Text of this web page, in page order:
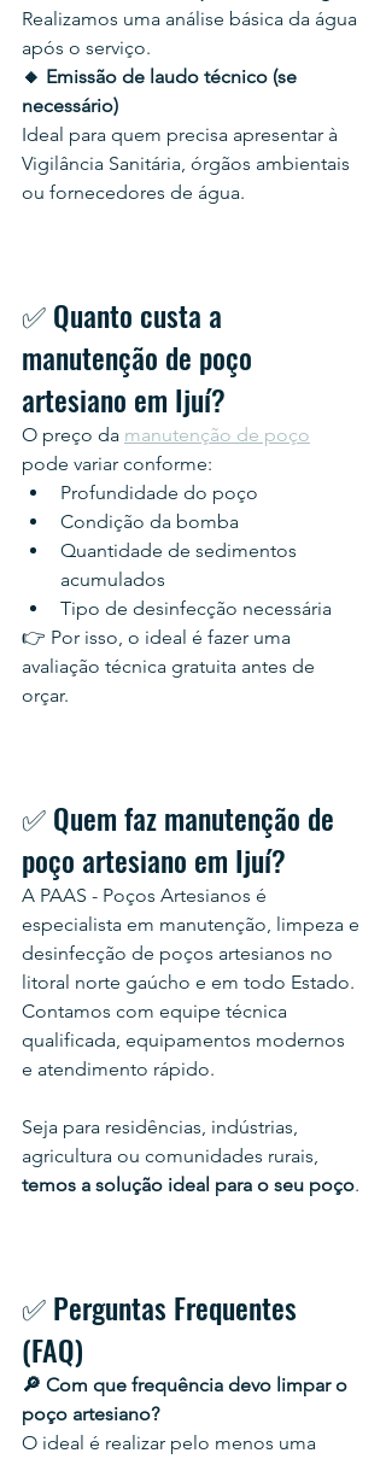
Realizamos uma análise básica da água
após o serviço.
🔸 Emissão de laudo técnico (se
necessário)
Ideal para quem precisa apresentar à
Vigilância Sanitária, órgãos ambientais
ou fornecedores de água.
✅ Quanto custa a
manutenção de poço
artesiano em Ijuí?
O preço da manutenção de poço
pode variar conforme:
Profundidade do poço
Condição da bomba
Quantidade de sedimentos
acumulados
Tipo de desinfecção necessária
👉 Por isso, o ideal é fazer uma
avaliação técnica gratuita antes de
orçar.
✅ Quem faz manutenção de
poço artesiano em Ijuí?
A PAAS - Poços Artesianos é
especialista em manutenção, limpeza e
desinfecção de poços artesianos no
litoral norte gaúcho e em todo Estado.
Contamos com equipe técnica
qualificada, equipamentos modernos
e atendimento rápido.
Seja para residências, indústrias,
agricultura ou comunidades rurais,
temos a solução ideal para o seu poço.
✅ Perguntas Frequentes
(FAQ)
🔎 Com que frequência devo limpar o
poço artesiano?
O ideal é realizar pelo menos uma